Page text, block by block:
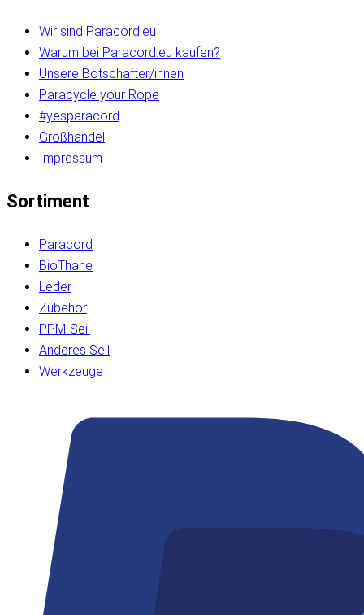
Wir sind Paracord.eu
Warum bei Paracord.eu kaufen?
Unsere Botschafter/innen
Paracycle your Rope
#yesparacord
Großhandel
Impressum
Sortiment
Paracord
BioThane
Leder
Zubehör
PPM-Seil
Anderes Seil
Werkzeuge